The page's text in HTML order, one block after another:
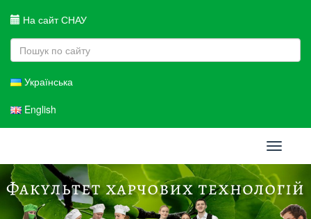
На сайт СНАУ
Українська
English
Toggle